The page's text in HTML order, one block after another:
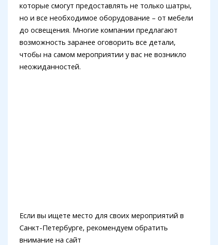
которые смогут предоставлять не только шатры,
но и все необходимое оборудование – от мебели
до освещения. Многие компании предлагают
возможность заранее оговорить все детали,
чтобы на самом мероприятии у вас не возникло
неожиданностей.
Если вы ищете место для своих мероприятий в
Санкт-Петербурге, рекомендуем обратить
внимание на сайт